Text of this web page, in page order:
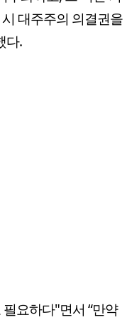
대주주의 의결권을
다.
요하다"면서 “만약